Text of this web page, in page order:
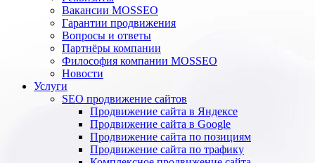
Вакансии MOSSEO
Гарантии продвижения
Вопросы и ответы
Партнёры компании
Философия компании MOSSEO
Новости
Услуги
SEO продвижение сайтов
Продвижение сайта в Яндексе
Продвижение сайта в Google
Продвижение сайта по позициям
Продвижение сайта по трафику